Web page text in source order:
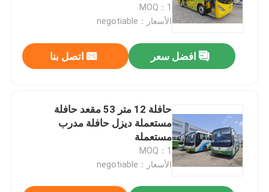
الجديدة الحافلة العامة الحافلة
MOQ：1
الأسعار：negotiable
افضل سعر اتصل بنا
حافلة 12 متر 53 مقعد حافلة
مستعملة ديزل حافلة مدرب
مستعملة
MOQ：1
الأسعار：negotiable